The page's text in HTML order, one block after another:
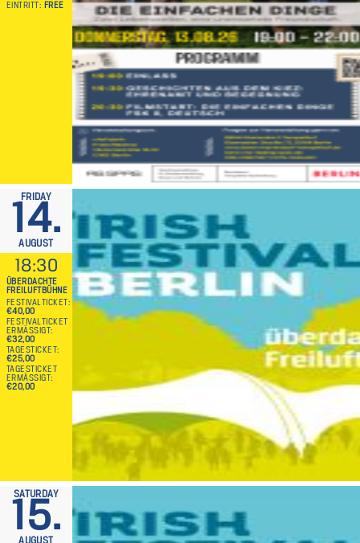
EINTRITT
FREE
FRIDAY
14.
AUGUST
18:30
ÜBERDACHTE
FREILUFTBÜHNE
FESTIVALTICKET
€40,00
FESTIVALTICKET
ERMÄSSIGT
€32,00
TAGESTICKET
€25,00
TAGESTICKET
ERMÄSSIGT
€20,00
SATURDAY
15.